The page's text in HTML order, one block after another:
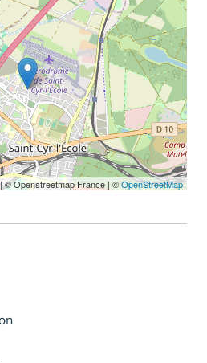
|© Openstreetmap France | ©OpenStreetMap